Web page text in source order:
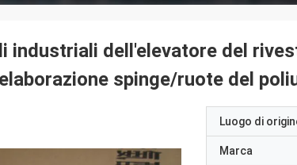
industriali dell'elevatore del
spinge/ruote del
Luogo di
Marca